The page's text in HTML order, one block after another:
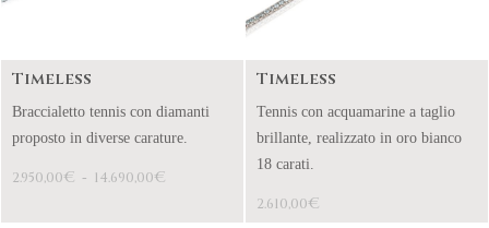
Timeless
Braccialetto tennis con diamanti
proposto in diverse carature.
2.950,00€ - 14.690,00€
Timeless
Tennis con acquamarine a taglio
brillante, realizzato in oro bianco
18 carati.
2.610,00€